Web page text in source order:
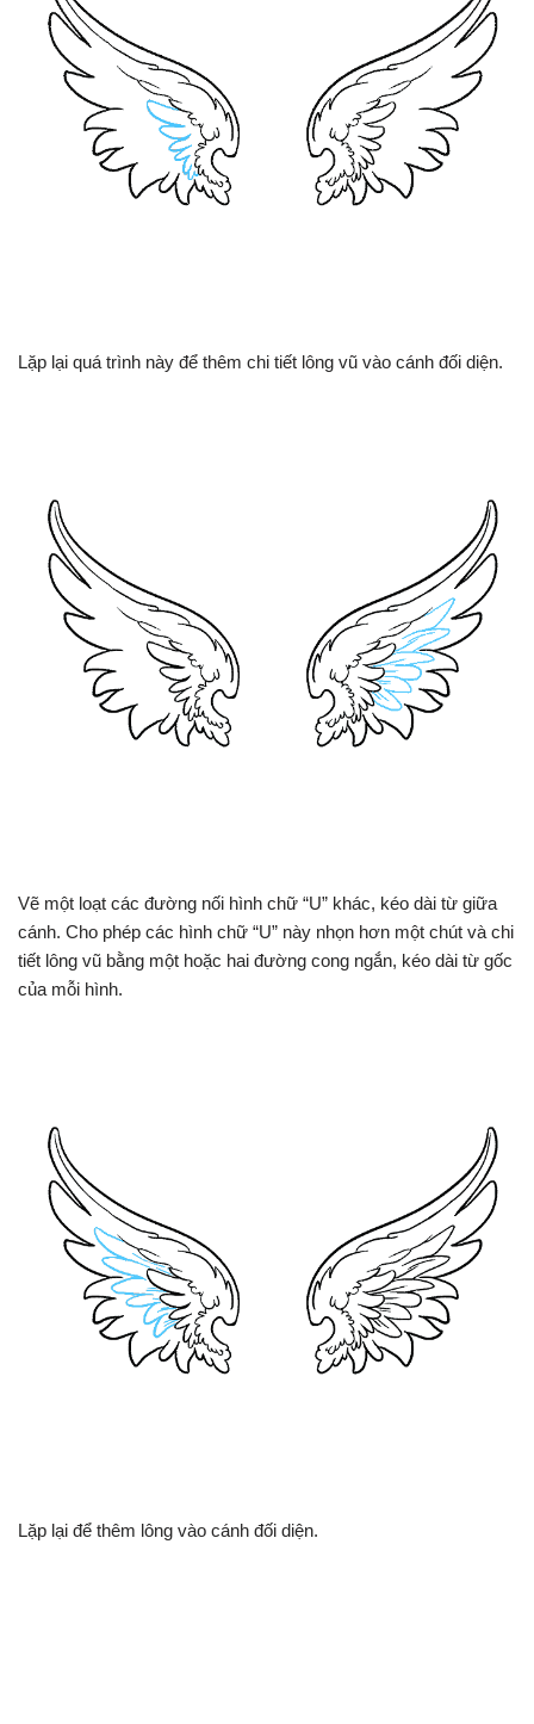
Lặp lại quá trình này để thêm chi tiết lông vũ vào cánh đối diện.
Vẽ một loạt các đường nối hình chữ “U” khác, kéo dài từ giữa
cánh. Cho phép các hình chữ “U” này nhọn hơn một chút và chi
tiết lông vũ bằng một hoặc hai đường cong ngắn, kéo dài từ gốc
của mỗi hình.
Lặp lại để thêm lông vào cánh đối diện.